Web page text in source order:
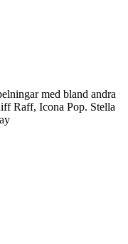
med bland andra
Raff, Icona Pop. Stella